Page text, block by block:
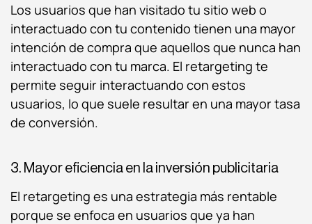
Los usuarios que han visitado tu sitio web o
interactuado con tu contenido tienen una mayor
intención de compra que aquellos que nunca han
interactuado con tu marca. El retargeting te
permite seguir interactuando con estos
usuarios, lo que suele resultar en una mayor tasa
de conversión.
3. Mayor eficiencia en la inversión publicitaria
El retargeting es una estrategia más rentable
porque se enfoca en usuarios que ya han